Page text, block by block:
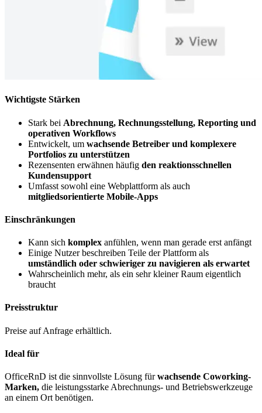
Wichtigste Stärken
Stark bei Abrechnung, Rechnungsstellung, Reporting und
operativen Workflows
Entwickelt, um wachsende Betreiber und komplexere
Portfolios zu unterstützen
Rezensenten erwähnen häufig den reaktionsschnellen
Kundensupport
Umfasst sowohl eine Webplattform als auch
mitgliedsorientierte Mobile-Apps
Einschränkungen
Kann sich komplex anfühlen, wenn man gerade erst anfängt
Einige Nutzer beschreiben Teile der Plattform als
umständlich oder schwieriger zu navigieren als erwartet
Wahrscheinlich mehr, als ein sehr kleiner Raum eigentlich
braucht
Preisstruktur
Preise auf Anfrage erhältlich.
Ideal für
OfficeRnD ist die sinnvollste Lösung fürwachsende Coworking-
Marken, die leistungsstarke Abrechnungs- und Betriebswerkzeuge
an einem Ort benötigen.